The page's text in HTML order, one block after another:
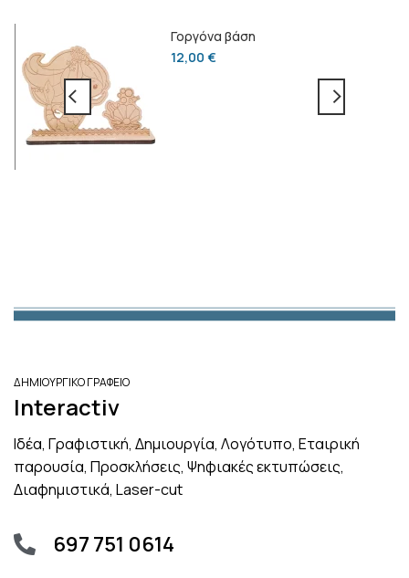
Γοργόνα βάση
12,00 €
ΔΗΜΙΟΥΡΓΙΚΟ ΓΡΑΦΕΙΟ
Interactiv
Ιδέα, Γραφιστική, Δημιουργία, Λογότυπο, Εταιρική
παρουσία, Προσκλήσεις, Ψηφιακές εκτυπώσεις,
Διαφημιστικά, Laser-cut
697 751 0614